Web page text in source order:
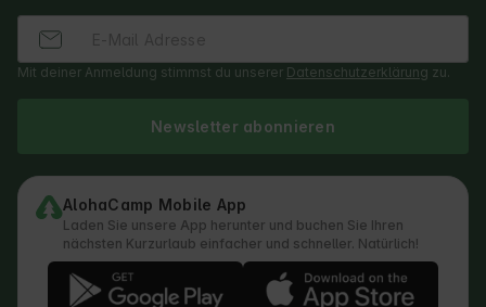
Mit deiner Anmeldung stimmst du unserer Datenschutzerklärung zu.
Newsletter abonnieren
AlohaCamp Mobile App
Laden Sie unsere App herunter und buchen Sie Ihren
nächsten Kurzurlaub einfacher und schneller. Natürlich!